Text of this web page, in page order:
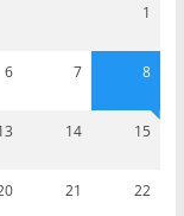
1
6 7 8
14 15
21 22